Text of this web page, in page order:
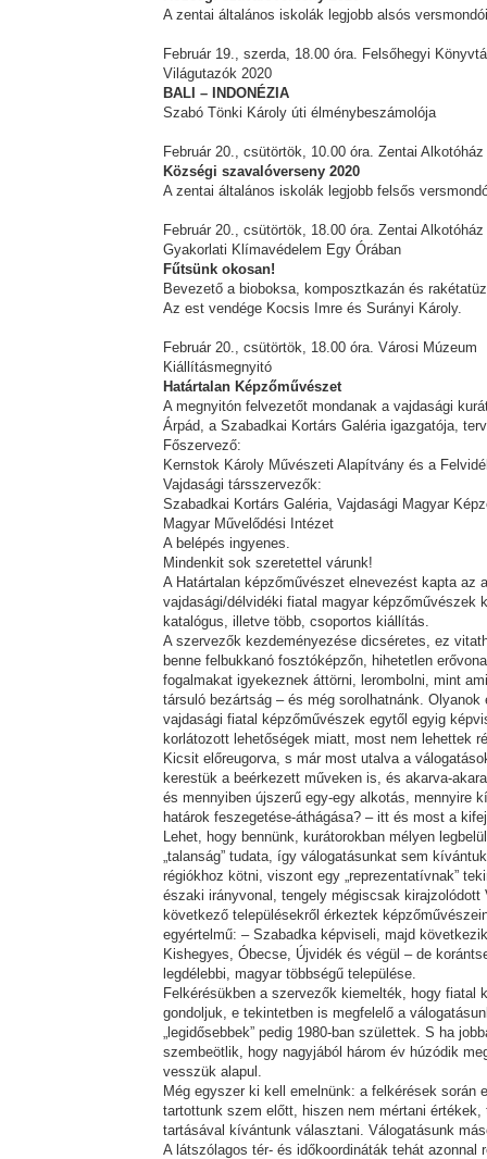
A zentai általános iskolák legjobb alsós
Február 19., szerda, 18.00 óra. Felsőhegyi
Világutazók 2020
BALI – INDONÉZIA
Szabó Tönki Károly úti élménybeszámolója
Február 20., csütörtök, 10.00 óra. Zentai Alkotóház
Községi szavalóverseny 2020
A zentai általános iskolák legjobb felsős
Február 20., csütörtök, 18.00 óra. Zentai
Gyakorlati Klímavédelem Egy Órában
Fűtsünk okosan!
Bevezető a bioboksa, komposztkazán és
Az est vendége Kocsis Imre és Surányi Károly.
Február 20., csütörtök, 18.00 óra. Városi Múzeum
Kiállításmegnyitó
Határtalan Képzőművészet
A megnyitón felvezetőt mondanak a vajdasági
Árpád, a Szabadkai Kortárs Galéria igazgatója,
Főszervező:
Kernstok Károly Művészeti Alapítvány és a
Vajdasági társszervezők:
Szabadkai Kortárs Galéria, Vajdasági Magyar
Magyar Művelődési Intézet
A belépés ingyenes.
Mindenkit sok szeretettel várunk!
A Határtalan képzőművészet elnevezést kapta az
vajdasági/délvidéki fiatal magyar képzőművészek
katalógus, illetve több, csoportos kiállítás.
A szervezők kezdeményezése dicséretes, ez
benne felbukkanó fosztóképzőn, hihetetlen
fogalmakat igyekeznek áttörni, lerombolni, mint
társuló bezártság – és még sorolhatnánk.
vajdasági fiatal képzőművészek egytől egyig
korlátozott lehetőségek miatt, most nem lehettek
Kicsit előreugorva, s már most utalva a
kerestük a beérkezett műveken is, és akarva-
és mennyiben újszerű egy-egy alkotás, mennyire
határok feszegetése-áthágása? – itt és most a
Lehet, hogy bennünk, kurátorokban mélyen
„talanság” tudata, így válogatásunkat sem
régiókhoz kötni, viszont egy „reprezentatívnak”
északi irányvonal, tengely mégiscsak
következő településekről érkeztek
egyértelmű: – Szabadka képviseli, majd
Kishegyes, Óbecse, Újvidék és végül – de
legdélebbi, magyar többségű települése.
Felkérésükben a szervezők kiemelték, hogy
gondoljuk, e tekintetben is megfelelő a
„legidősebbek” pedig 1980-ban születtek. S ha
szembeötlik, hogy nagyjából három év húzódik
vesszük alapul.
Még egyszer ki kell emelnünk: a felkérések során
tartottunk szem előtt, hiszen nem mértani
tartásával kívántunk választani. Válogatásunk
A látszólagos tér- és időkoordináták tehát azonnal